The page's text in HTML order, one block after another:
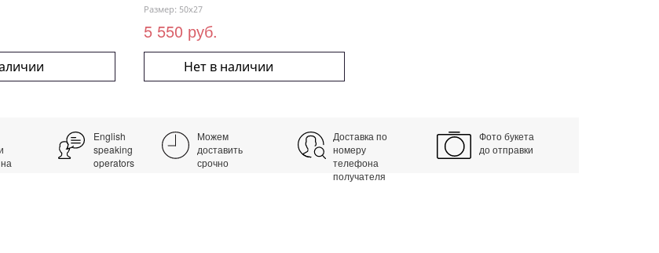
Размер: 50x27
5 550 руб.
Нет в наличии
English
speaking
operators
Можем
доставить
срочно
Доставка по
номеру
телефона
получателя
Фото букета
до отправки